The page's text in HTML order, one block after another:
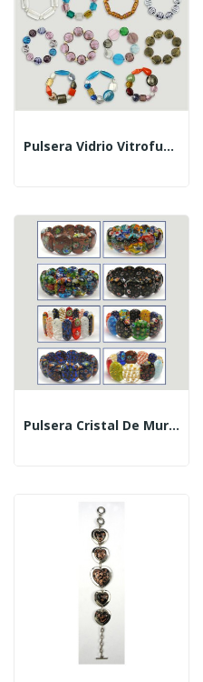
Pulsera Vidrio Vitrofusion. Modelo 07 Colores Surt
Pulsera Cristal De Murano Elastica. Colores Surtid